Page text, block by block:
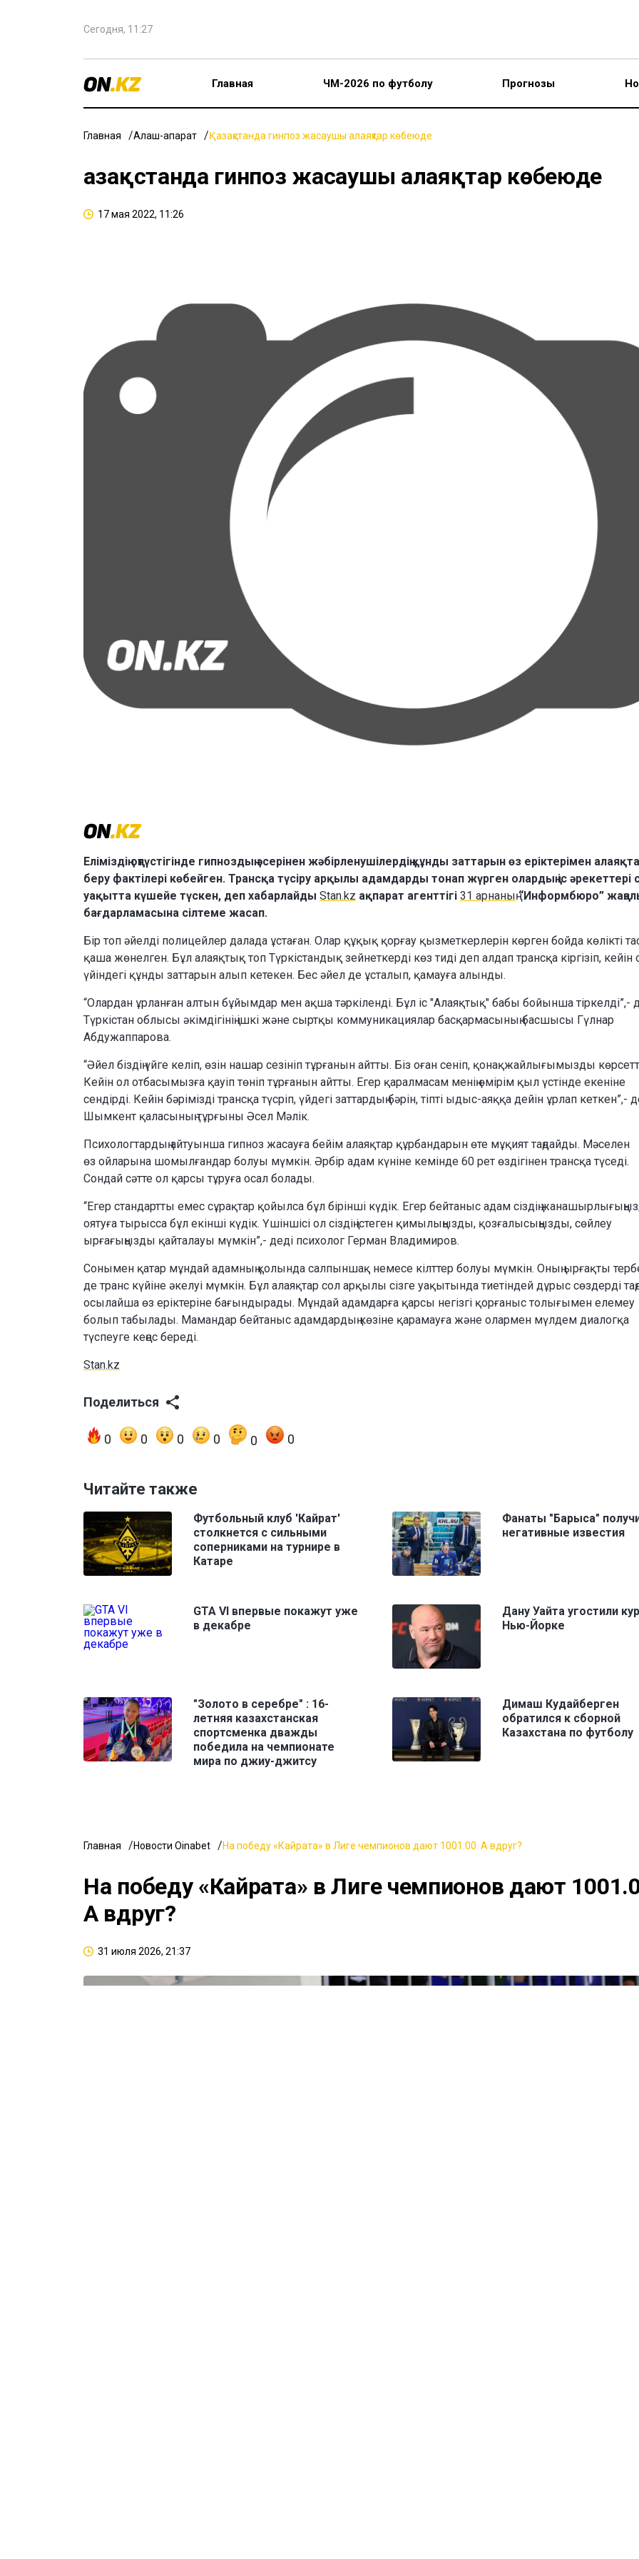
Сегодня, 11:27
Главная ЧМ-2026 по футболу Прогнозы
Главная Алаш-ақпарат Қазақстанда гинпоз жасаушы алаяқтар көбеюде
Қазақстанда гинпоз жасаушы алаяқтар көбеюде
17 мая 2022, 11:26
Еліміздің оңтүстігінде гипноздың әсерінен жәбірленушілердің құнды заттарын өз еріктерімен
беру фактілері көбейген. Трансқа түсіру арқылы адамдарды тонап жүрген олардың іс әрекеттері
уақытта күшейе түскен, деп хабарлайды Stan.kz ақпарат агенттігі 31 арнаның“Информбюро”
бағдарламасына сілтеме жасап.
Бір топ әйелді полицейлер далада ұстаған. Олар құқық қорғау қызметкерлерін көрген бойда көлікті
қаша жөнелген. Бұл алаяқтық топ Түркістандық зейнеткерді көз тиді деп алдап трансқа кіргізіп, кейін
үйіндегі құнды заттарын алып кетекен. Бес әйел де ұсталып, қамауға алынды.
“Олардан ұрланған алтын бұйымдар мен ақша тәркіленді. Бұл іс "Алаяқтық" бабы бойынша тіркелді”,-
Түркістан облысы әкімдігінің ішкі және сыртқы коммуникациялар басқармасының басшысы Гүлнар
Абдужаппарова.
“Әйел біздің үйге келіп, өзін нашар сезініп тұрғанын айтты. Біз оған сеніп, қонақжайлығымызды
Кейін ол отбасымызға қауіп төніп тұрғанын айтты. Егер қаралмасам менің өмірім қыл үстінде екеніне
сендірді. Кейін бәрімізді трансқа түсріп, үйдегі заттардың бәрін, тіпті ыдыс-аяққа дейін ұрлап кеткен”,-
Шымкент қаласының тұрғыны Әсел Мәлік.
Психологтардың айтуынша гипноз жасауға бейім алаяқтар құрбандарын өте мұқият таңдайды. Мәселен
өз ойларына шомылғандар болуы мүмкін. Әрбір адам күніне кемінде 60 рет өздігінен трансқа түседі.
Сондай сәтте ол қарсы тұруға осал болады.
“Егер стандартты емес сұрақтар қойылса бұл бірінші күдік. Егер бейтаныс адам сіздің
оятуға тырысса бұл екінші күдік. Үшіншісі ол сіздің істеген қимылыңызды, қозғалысыңызды, сөйлеу
ырғағыңызды қайталауы мүмкін”,- деді психолог Герман Владимиров.
Сонымен қатар мұндай адамның қолында салпыншақ немесе кілттер болуы мүмкін. Оның ырғақты
де транс күйіне әкелуі мүмкін. Бұл алаяқтар сол арқылы сізге уақытында тиетіндей дұрыс сөздерді
осылайша өз еріктеріне бағындырады. Мұндай адамдарға қарсы негізгі қорғаныс толығымен елемеу
болып табылады. Мамандар бейтаныс адамдардың көзіне қарамауға және олармен мүлдем диалогқа
түспеуге кеңес береді.
Stan.kz
Поделиться
0 0 0 0 0 0
Читайте также
Футбольный клуб 'Кайрат'
столкнется с сильными
соперниками на турнире в
Катаре
Фанаты "Барыса"
негативные известия
GTA VI впервые покажут уже
в декабре
Дану Уайта угостили
Нью-Йорке
"Золото в серебре" : 16-
летняя казахстанская
спортсменка дважды
победила на чемпионате
мира по джиу-джитсу
Димаш Кудайберген
обратился к сборной
Казахстана по футболу
Главная Новости Oinabet На победу «Кайрата» в Лиге чемпионов дают 1001.00. А вдруг?
На победу «Кайрата» в Лиге чемпионов дают
А вдруг?
31 июля 2026, 21:37